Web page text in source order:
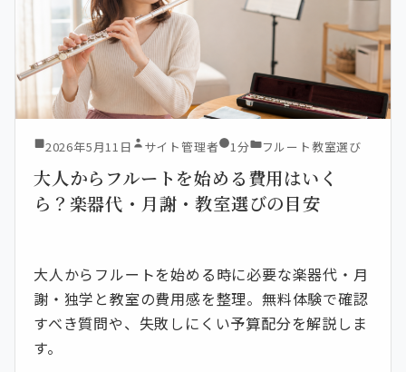
2026年5月11日 サイト管理者 1分 フルート教室選び
大人からフルートを始める費用はいく
ら？楽器代・月謝・教室選びの目安
大人からフルートを始める時に必要な楽器代・月
謝・独学と教室の費用感を整理。無料体験で確認
すべき質問や、失敗しにくい予算配分を解説しま
す。